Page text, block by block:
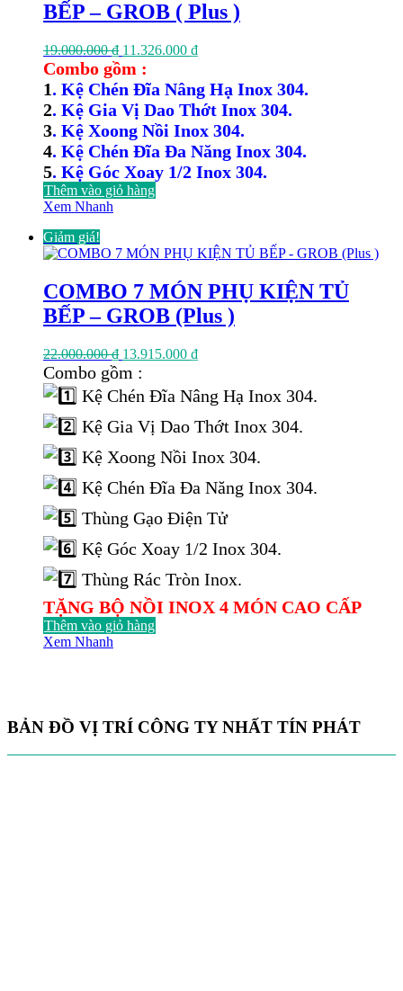
BẾP – GROB ( Plus )
19.000.000₫ Giá
gốc
là:
19.000.000 ₫.
11.326.000 ₫Giá
tại
là:
11.326.000 ₫.
Combo gồm :
1. Kệ Chén Đĩa Nâng Hạ Inox 304.
2. Kệ Gia Vị Dao Thớt Inox 304.
3. Kệ Xoong Nồi Inox 304.
4. Kệ Chén Đĩa Đa Năng Inox 304.
5. Kệ Góc Xoay 1/2 Inox 304.
Thêm vào giỏ hàng
Xem Nhanh
Giảm giá!
COMBO 7 MÓN PHỤ KIỆN TỦ
BẾP – GROB (Plus )
22.000.000₫ Giá
gốc
22.000.000 ₫.
13.915.000 ₫Giá
là:
13.915.000 ₫.
Combo gồm :
Kệ Chén Đĩa Nâng Hạ Inox 304.
Kệ Gia Vị Dao Thớt Inox 304.
Kệ Xoong Nồi Inox 304.
Kệ Chén Đĩa Đa Năng Inox 304.
Thùng Gạo Điện Tử
Kệ Góc Xoay 1/2 Inox 304.
Thùng Rác Tròn Inox.
TẶNG BỘ NỒI INOX 4 MÓN CAO CẤP
Thêm vào giỏ hàng
Xem Nhanh
BẢN ĐỒ VỊ TRÍ CÔNG TY NHẤT TÍN PHÁT